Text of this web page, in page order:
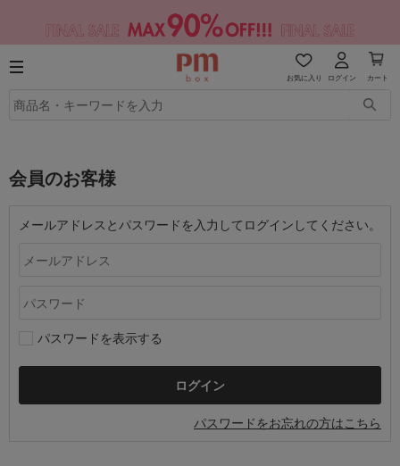
お気に入り ログイン カート
会員のお客様
メールアドレスとパスワードを入力してログインしてください。
パスワードを表示する
パスワードをお忘れの方はこちら